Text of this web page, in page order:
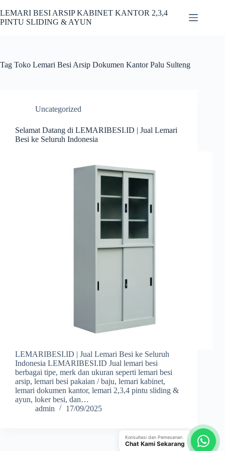
to
content
LEMARI BESI ARSIP KABINET KANTOR 2,3,4
PINTU SLIDING & AYUN
Tag Toko Lemari Besi Arsip Dokumen Kantor Palu Sulteng
Uncategorized
Selamat Datang di LEMARIBESI.ID | Jual Lemari
Besi ke Seluruh Indonesia
LEMARIBESI.ID | Jual Lemari Besi ke Seluruh
Indonesia LEMARIBESI.ID Jual lemari besi
berbagai tipe, merk dan ukuran seperti lemari besi
arsip, lemari besi pakaian / baju, lemari kabinet,
lemari dokumen kantor, lemari 2,3,4 pintu sliding &
ayun, loker besi, dan…
admin
17/09/2025
Konsultasi dan Pemesanan
Chat Kami Sekarang